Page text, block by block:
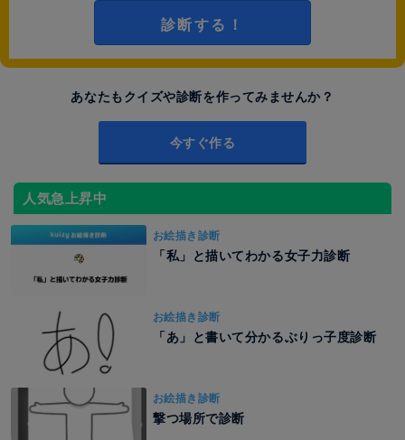
診断する！
あなたもクイズや診断を作ってみませんか？
今すぐ作る
人気急上昇中
お絵描き診断
「私」と描いてわかる女子力診断
お絵描き診断
「あ」と書いて分かるぶりっ子度診断
お絵描き診断
撃つ場所で診断